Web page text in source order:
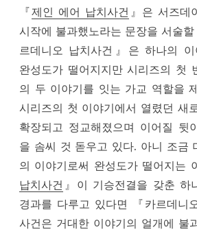
『제인 에어 납치사건 』은 서즈데
시작에 불과했노라는 문장을 서술
르데니오 납치사건』은 하나의
완성도가 떨어지지만 시리즈의 첫
의 두 이야기를 잇는 가교 역할을
시리즈의 첫 이야기에서 열렸던 새
확장되고 정교해졌으며 이어질 뒷
을 솜씨 것 돋우고 있다. 아니 조금
의 이야기로써 완성도가 떨어지는
납치사건 』이 기승전결을 갖춘 하
경과를 다루고 있다면 『카르데니
사건은 거대한 이야기의 얼개에 불